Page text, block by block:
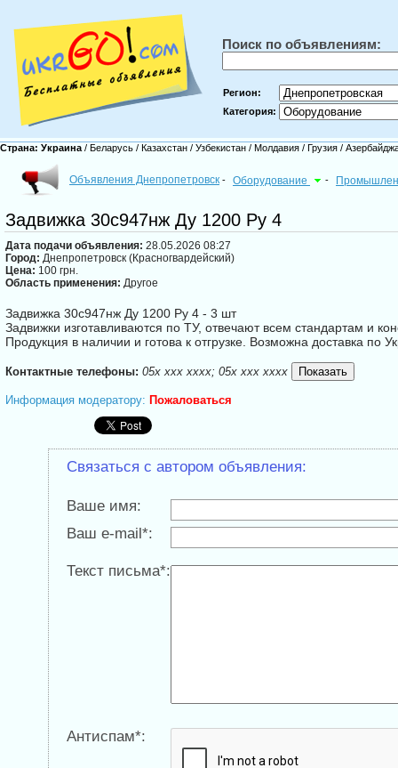
Поиск по объявлениям:
Регион:
Категория:
Страна: Украина / Беларусь / Казахстан / Узбекистан / Молдавия / Грузия /
Объявления Днепропетровск - Оборудование -
Задвижка 30с947нж Ду 1200 Ру 4
Дата подачи объявления: 28.05.2026 08:27
Город: Днепропетровск (Красногвардейский)
Цена: 100 грн.
Область применения: Другое
Задвижка 30с947нж Ду 1200 Ру 4 - 3 шт
Задвижки изготавливаются по ТУ, отвечают всем стандартам и
Продукция в наличии и готова к отгрузке. Возможна доставка по
Контактные телефоны: 05x xxx xxxx; 05x xxx xxxx
Информация модератору: Пожаловаться
Связаться с автором объявления:
Ваше имя:
Ваш e-mail*:
Текст письма*:
Антиспам*: